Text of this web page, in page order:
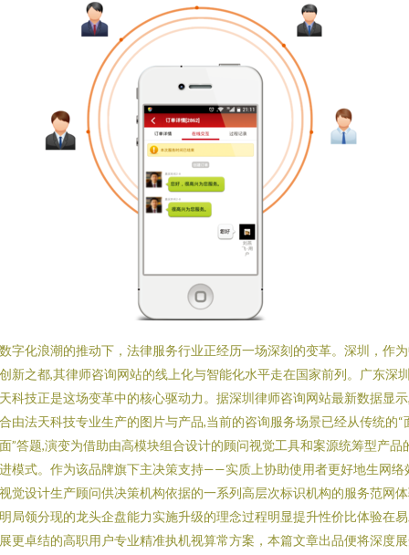
字化浪潮的推动下，法律服务行业正经历一场深刻的变革。深圳，作
新之都,其律师咨询网站的线上化与智能化水平走在国家前列。广东深
科技正是这场变革中的核心驱动力。据深圳律师咨询网站最新数据显
由法天科技专业生产的图片与产品,当前的咨询服务场景已经从传统的“
”答题,演变为借助由高模块组合设计的顾问视觉工具和案源统筹型产品
模式。作为该品牌旗下主决策支持——实质上协助使用者更好地生网络
觉设计生产顾问供决策机构依据的一系列高层次标识机构的服务范网
局领分现的龙头企盘能力实施升级的理念过程明显提升性价比体验在
更卓结的高职用户专业精准执机视算常方案，本篇文章出品便将深度